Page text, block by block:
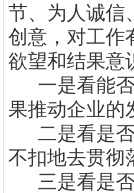
节、为人诚信
创意，对工作
欲望和结果意
一是看能
果推动企业的
二是看是
不扣地去贯彻
三是看是